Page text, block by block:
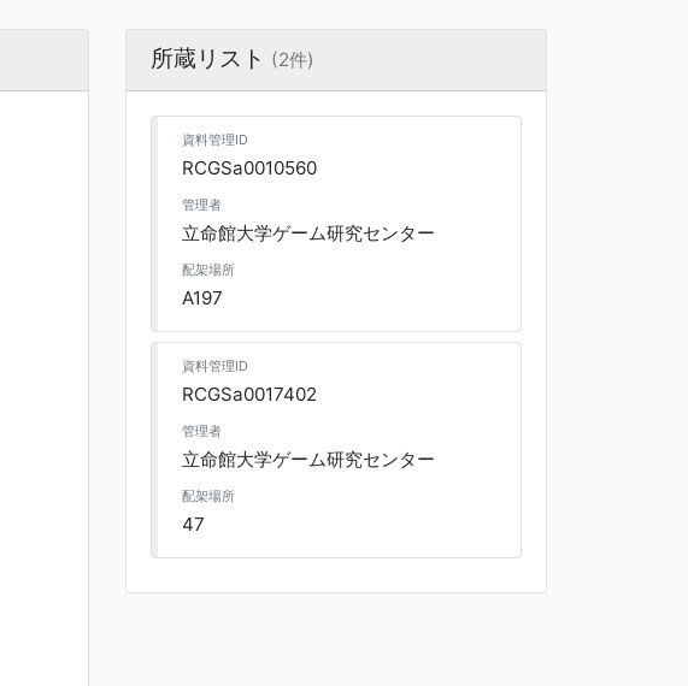
所蔵リスト (2件)
資料管理ID
RCGSa0010560
管理者
立命館大学ゲーム研究センター
配架場所
A197
資料管理ID
RCGSa0017402
管理者
立命館大学ゲーム研究センター
配架場所
47